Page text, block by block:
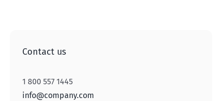
Contact us
1 800 557 1445
info@company.com